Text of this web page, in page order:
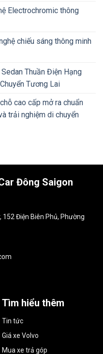
Electrochromic thông
chiếu sáng thông minh
Thuần Điện Hạng
Tương Lai
cao cấp mở ra chuẩn
trải nghiệm di chuyển
Đông Saigon
152 Điện Biên Phủ, Phường
Tìm hiểu thêm
Tin tức
Giá xe Volvo
Mua xe trả góp